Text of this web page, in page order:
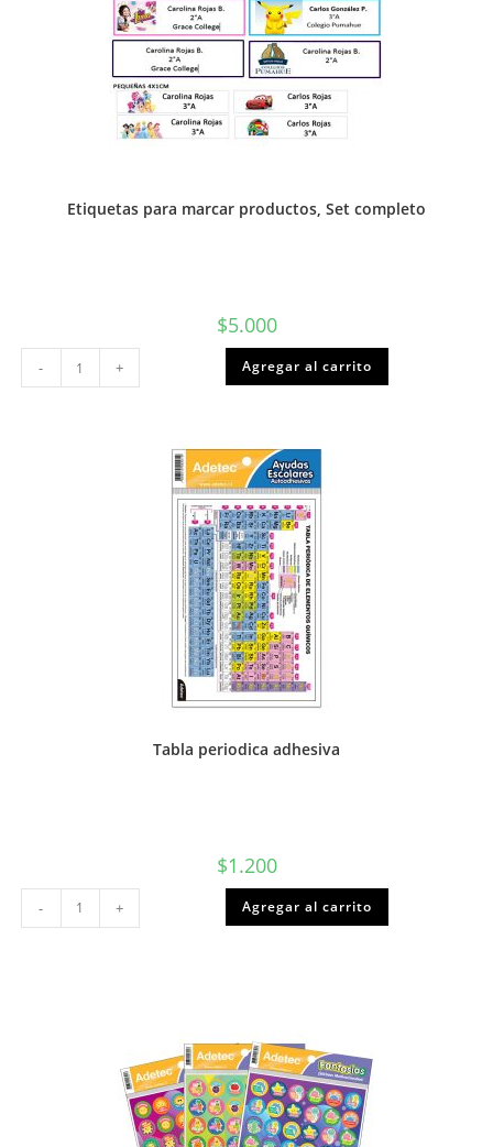
Etiquetas para marcar productos, Set completo
$5.000
Etiquetas
para
marcar
- + Agregar al carrito
Tabla periodica adhesiva
$1.200
Tabla
periodica
adhesiva
- + Agregar al carrito